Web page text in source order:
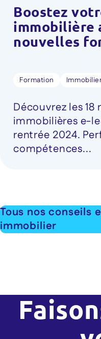
Boostez
immobilière
nouvelles
Formation
Découvrez les
immobilières e-
rentrée 2024.
compétences...
Tous nos conseils
immobilier